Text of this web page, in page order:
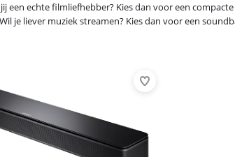
een echte filmliefhebber? Kies dan voor een
je liever muziek streamen? Kies dan voor een